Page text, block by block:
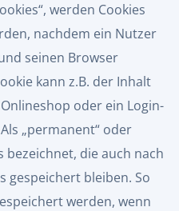
werden Cookies
nachdem ein Nutzer
seinen Browser
kann z.B. der Inhalt
oder ein Login-
„permanent“ oder
bezeichnet, die auch nach
gespeichert bleiben. So
werden, wenn